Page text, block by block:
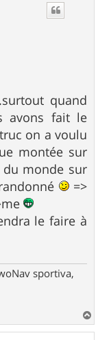
quand
avons fait le
on a voulu
montée sur
monde sur
=>
le faire à
sportiva,
a